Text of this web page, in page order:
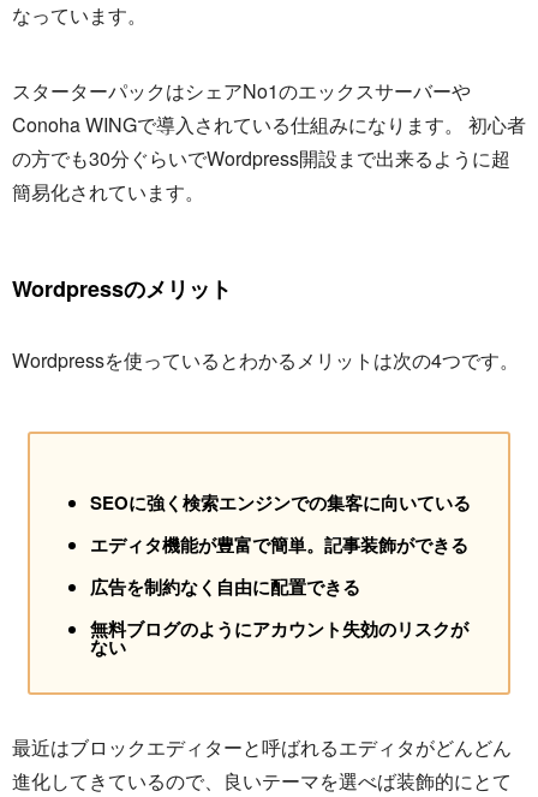
なっています。
スターターパックはシェアNo1のエックスサーバーや
Conoha WINGで導入されている仕組みになります。 初心者
の方でも30分ぐらいでWordpress開設まで出来るように超
簡易化されています。
Wordpressのメリット
Wordpressを使っているとわかるメリットは次の4つです。
SEOに強く検索エンジンでの集客に向いている
エディタ機能が豊富で簡単。記事装飾ができる
広告を制約なく自由に配置できる
無料ブログのようにアカウント失効のリスクが
ない
最近はブロックエディターと呼ばれるエディタがどんどん
進化してきているので、良いテーマを選べば装飾的にとて